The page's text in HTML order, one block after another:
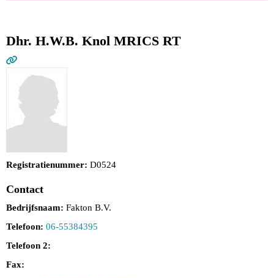
Dhr. H.W.B. Knol MRICS RT
Registratienummer: D0524
Contact
Bedrijfsnaam: Fakton B.V.
Telefoon: 06-55384395
Telefoon 2:
Fax: